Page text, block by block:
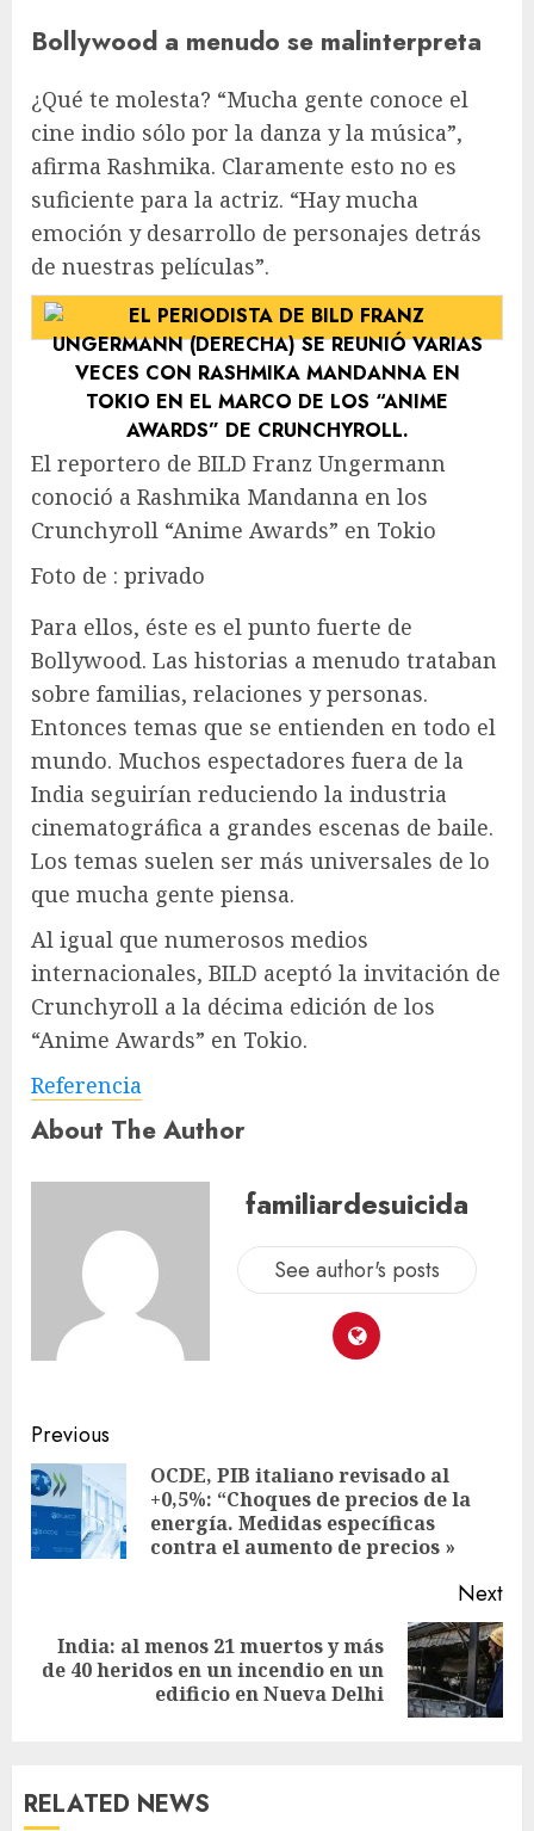
Bollywood a menudo se malinterpreta
¿Qué te molesta? “Mucha gente conoce el
cine indio sólo por la danza y la música”,
afirma Rashmika. Claramente esto no es
suficiente para la actriz. “Hay mucha
emoción y desarrollo de personajes detrás
de nuestras películas”.
El reportero de BILD Franz Ungermann
conoció a Rashmika Mandanna en los
Crunchyroll “Anime Awards” en Tokio
Foto de : privado
Para ellos, éste es el punto fuerte de
Bollywood. Las historias a menudo trataban
sobre familias, relaciones y personas.
Entonces temas que se entienden en todo el
mundo. Muchos espectadores fuera de la
India seguirían reduciendo la industria
cinematográfica a grandes escenas de baile.
Los temas suelen ser más universales de lo
que mucha gente piensa.
Al igual que numerosos medios
internacionales, BILD aceptó la invitación de
Crunchyroll a la décima edición de los
“Anime Awards” en Tokio.
Referencia
About The Author
familiardesuicida
See author's posts
Previous
OCDE, PIB italiano revisado al
+0,5%: “Choques de precios de la
energía. Medidas específicas
contra el aumento de precios »
Next
India: al menos 21 muertos y más
de 40 heridos en un incendio en un
edificio en Nueva Delhi
RELATED NEWS